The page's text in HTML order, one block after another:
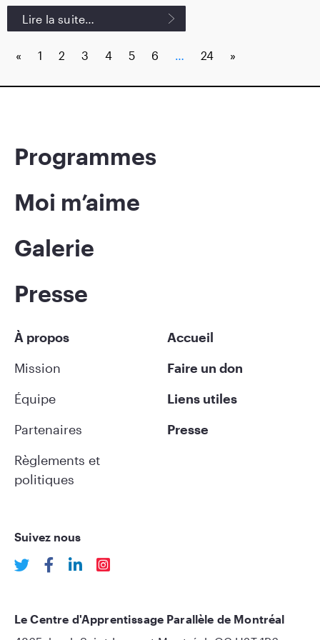
Lire la suite…
Posts navigation
« 1 2 3 4 5 6 … 24 »
Programmes
Moi m’aime
Galerie
Presse
À propos
Mission
Équipe
Partenaires
Règlements et
politiques
Accueil
Faire un don
Liens utiles
Presse
Suivez nous
Le Centre d'Apprentissage Parallèle de Montréal